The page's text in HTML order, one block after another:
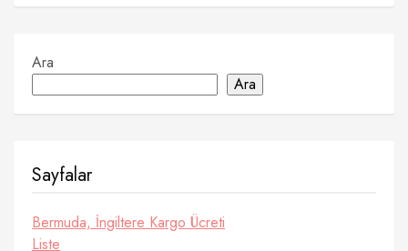
Ara
Ara
Sayfalar
Bermuda, İngiltere Kargo Ücreti
Liste